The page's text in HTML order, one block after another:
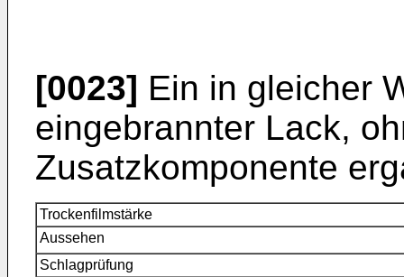
[0023] Ein in gleicher
eingebrannter Lack,
Zusatzkomponente
Trockenfilmstärke
Aussehen
Schlagprüfung